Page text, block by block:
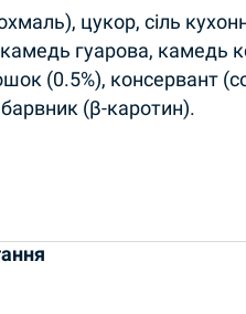
цукор, сіль
гуарова, камедь
(0.5%), консервант
(β-каротин).